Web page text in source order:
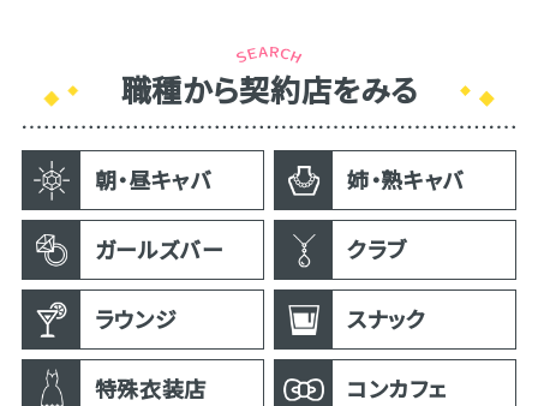
職種から契約店をみる
朝・昼キャバ 姉・熟キャバ
ガールズバー クラブ
ラウンジ スナック
特殊衣装店 コンカフェ